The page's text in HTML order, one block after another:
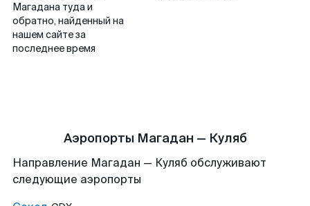
Магадана туда и
обратно, найденный на
нашем сайте за
последнее время
Аэропорты Магадан — Куляб
Направление Магадан — Куляб обслуживают
следующие аэропорты